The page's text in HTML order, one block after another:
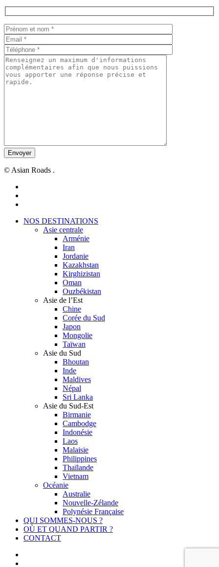
© Asian Roads .
Close
NOS DESTINATIONS
Asie centrale
Arménie
Iran
Jordanie
Kazakhstan
Kirghizistan
Oman
Ouzbékistan
Asie de l’Est
Chine
Corée du Sud
Japon
Mongolie
Taïwan
Asie du Sud
Bhoutan
Inde
Maldives
Népal
Sri Lanka
Asie du Sud-Est
Birmanie
Cambodge
Indonésie
Laos
Malaisie
Philippines
Thaïlande
Vietnam
Océanie
Australie
Nouvelle-Zélande
Polynésie Française
QUI SOMMES-NOUS ?
OÙ ET QUAND PARTIR ?
CONTACT